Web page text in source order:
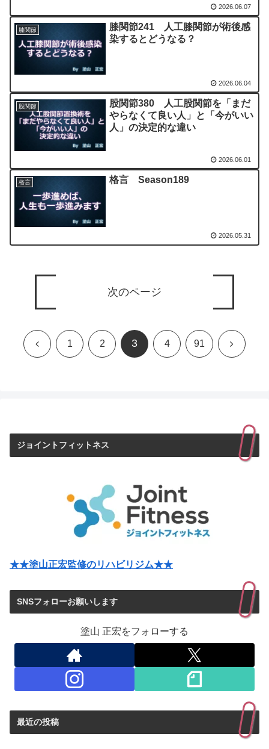
2026.06.07
膝関節
膝関節241 人工膝関節が術後感
染するとどうなる？
2026.06.04
股関節
股関節380 人工股関節を「まだ
やらなくて良い人」と「今がいい
人」の決定的な違い
2026.06.01
格言 格言 Season189
2026.05.31
次のページ
前 1 2 3 4 91 次
ジョイントフィットネス
★★塗山正宏監修のリハビリジム★★
SNSフォローお願いします
塗山 正宏をフォローする
最近の投稿